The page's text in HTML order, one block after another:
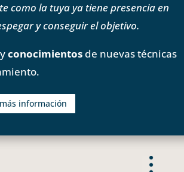
como la tuya ya tiene presencia en
y conseguir el objetivo.
yconocimientos de nuevas técnicas
información